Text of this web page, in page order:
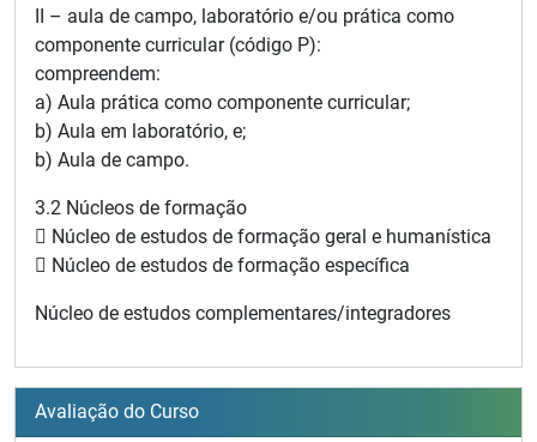
II – aula de campo, laboratório e/ou prática como
componente curricular (código P):
compreendem:
a) Aula prática como componente curricular;
b) Aula em laboratório, e;
b) Aula de campo.
3.2 Núcleos de formação
 Núcleo de estudos de formação geral e humanística
 Núcleo de estudos de formação específica
Núcleo de estudos complementares/integradores
Avaliação do Curso